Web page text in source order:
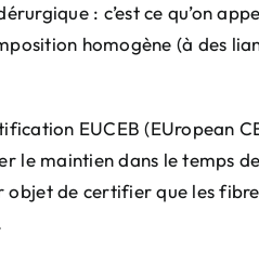
: c’est ce qu’on
homogène (à des
EUCEB
le maintien dans le temps
objet de certifier que les